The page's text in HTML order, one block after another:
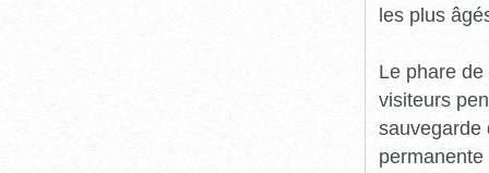
les plus
Le phare
visiteurs
sauvegarde